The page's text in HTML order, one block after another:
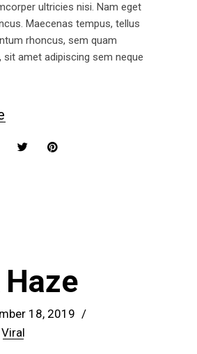
ultricies nisi. Nam eget
Maecenas tempus, tellus
rhoncus, sem quam
sit amet adipiscing sem neque
18, 2019
Viral